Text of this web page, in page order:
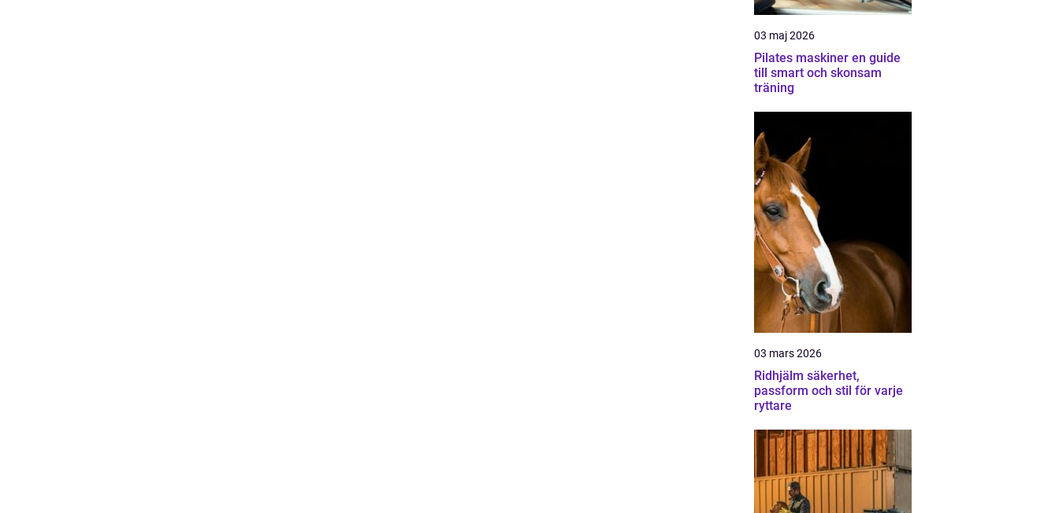
03 maj 2026
Pilates maskiner en guide
till smart och skonsam
träning
03 mars 2026
Ridhjälm säkerhet,
passform och stil för varje
ryttare